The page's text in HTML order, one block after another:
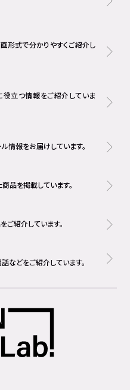
形式で分かりやすくご紹介し
役立つ情報をご紹介していま
情報をお届けしています。
品を掲載しています。
ご紹介しています。
などをご紹介しています。